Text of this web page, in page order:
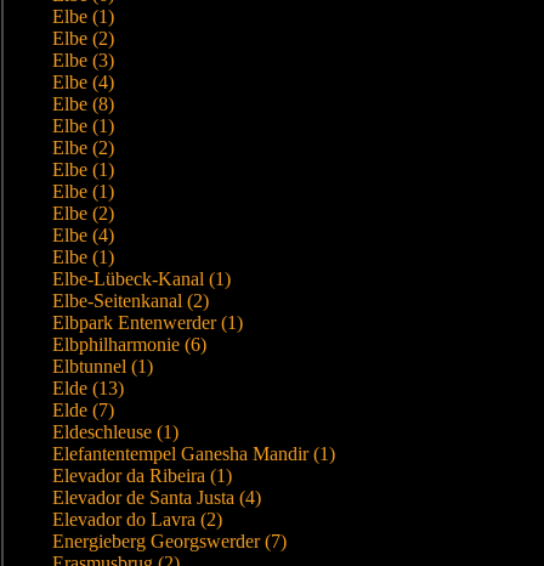
Elbe (1)
Elbe (2)
Elbe (3)
Elbe (4)
Elbe (8)
Elbe (1)
Elbe (2)
Elbe (1)
Elbe (1)
Elbe (2)
Elbe (4)
Elbe (1)
Elbe-Lübeck-Kanal (1)
Elbe-Seitenkanal (2)
Elbpark Entenwerder (1)
Elbphilharmonie (6)
Elbtunnel (1)
Elde (13)
Elde (7)
Eldeschleuse (1)
Elefantentempel Ganesha Mandir (1)
Elevador da Ribeira (1)
Elevador de Santa Justa (4)
Elevador do Lavra (2)
Energieberg Georgswerder (7)